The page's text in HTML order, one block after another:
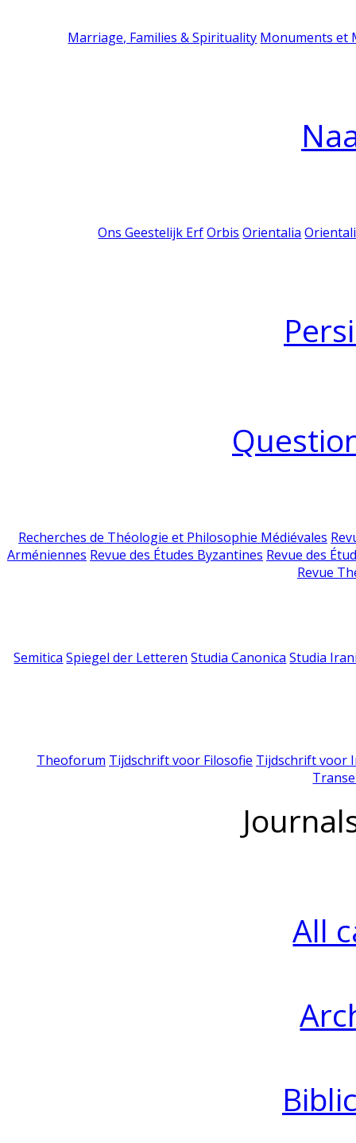
Marriage, Families & Spirituality Monuments et
Ons Geestelijk Erf Orbis Orientalia
Recherches de Théologie et Philosophie Médiévales
Arméniennes Revue des Études Byzantines Revue des
Revue
Semitica Spiegel der Letteren Studia Canonica Studia
Theoforum Tijdschrift voor Filosofie Tijdschrift voor
All